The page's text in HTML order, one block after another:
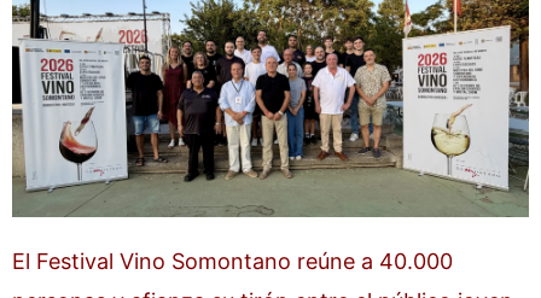
El Festival Vino Somontano reúne a 40.000